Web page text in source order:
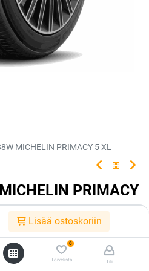
Lisää ostoskoriin
0
Toivelista Tili
MICHELIN PRIMACY 5 XL
PRIMACY
ajoon. Rengas tarjoaa
jolloin sinä ja
mielin kilometri toisensa